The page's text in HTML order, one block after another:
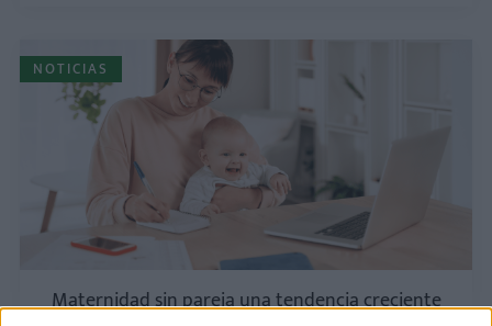
NOTICIAS
Maternidad sin pareja una tendencia creciente